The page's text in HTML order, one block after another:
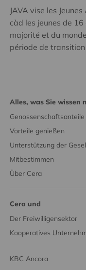
JAVA vise les
càd les jeunes de
majorité et du
période de
Alles, was Sie wissen
Vorteile genießen
Unterstützung der
Mitbestimmen
Über Cera
Cera und
Der Freiwilligensektor
Kooperatives
KBC Ancora